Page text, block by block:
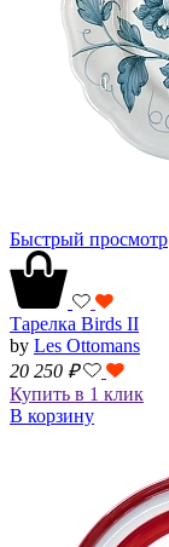
Быстрый просмотр
Тарелка Birds II
by Les Ottomans
20 250 ₽
Купить в 1 клик
В корзину